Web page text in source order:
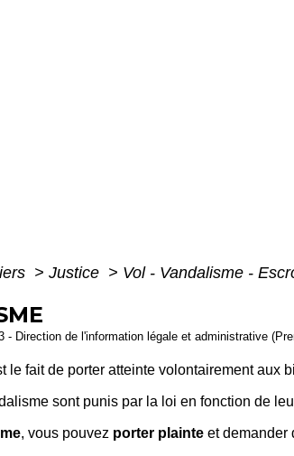
> Justice > Vol - Vandalisme -
- Direction de l'information légale et administrative
le fait de porter atteinte volontairement aux
sont punis par la loi en fonction de
, vous pouvez porter plainte et demander